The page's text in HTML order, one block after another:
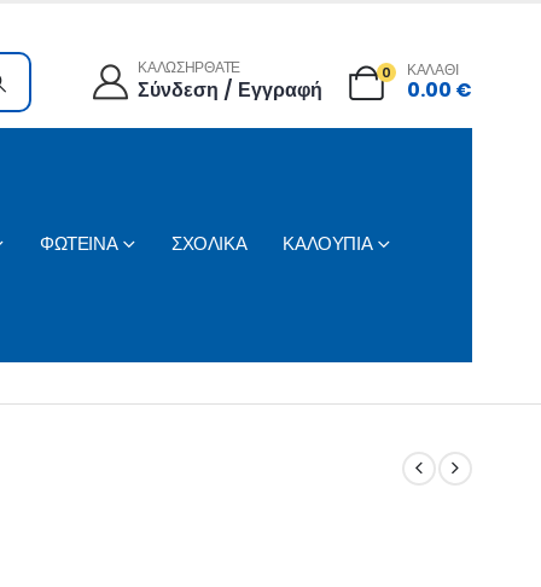
ΚΑΛΩΣΗΡΘΑΤΕ
Σύνδεση / Εγγραφή
0 ΚΑΛΑΘΙ
0.00 €
ΦΩΤΕΙΝΑ ΣΧΟΛΙΚΑ ΚΑΛΟΥΠΙΑ